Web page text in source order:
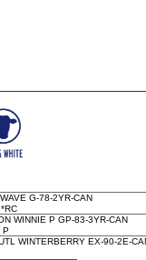
G-78-2YR-CAN
WINNIE P GP-83-3YR-CAN
P
WINTERBERRY EX-90-2E-